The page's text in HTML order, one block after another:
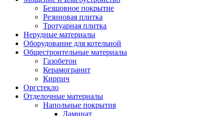
Безшовное покрытие
Резиновая плитка
Тротуарная плитка
Нерудные материалы
Оборудование для котельной
Общестроительные материалы
Газобетон
Керамогранит
Кирпич
Оргстекло
Отделочные материалы
Напольные покрытия
Ламинат